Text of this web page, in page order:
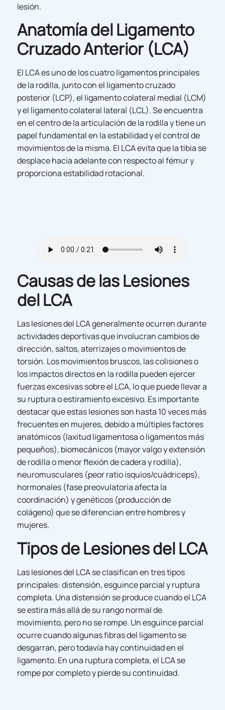
lesión.
Anatomía del Ligamento
Cruzado Anterior (LCA)
El LCA es uno de los cuatro ligamentos principales
de la rodilla, junto con el ligamento cruzado
posterior (LCP), el ligamento colateral medial (LCM)
y el ligamento colateral lateral (LCL). Se encuentra
en el centro de la articulación de la rodilla y tiene un
papel fundamental en la estabilidad y el control de
movimientos de la misma. El LCA evita que la tibia se
desplace hacia adelante con respecto al fémur y
proporciona estabilidad rotacional.
Causas de las Lesiones
del LCA
Las lesiones del LCA generalmente ocurren durante
actividades deportivas que involucran cambios de
dirección, saltos, aterrizajes o movimientos de
torsión. Los movimientos bruscos, las colisiones o
los impactos directos en la rodilla pueden ejercer
fuerzas excesivas sobre el LCA, lo que puede llevar a
su ruptura o estiramiento excesivo. Es importante
destacar que estas lesiones son hasta 10 veces más
frecuentes en mujeres, debido a múltiples factores
anatómicos (laxitud ligamentosa o ligamentos más
pequeños), biomecánicos (mayor valgo y extensión
de rodilla o menor flexión de cadera y rodilla),
neuromusculares (peor ratio isquios/cuádriceps),
hormonales (fase preovulatoria afecta la
coordinación) y genéticos (producción de
colágeno) que se diferencian entre hombres y
mujeres.
Tipos de Lesiones del LCA
Las lesiones del LCA se clasifican en tres tipos
principales: distensión, esguince parcial y ruptura
completa. Una distensión se produce cuando el LCA
se estira más allá de su rango normal de
movimiento, pero no se rompe. Un esguince parcial
ocurre cuando algunas fibras del ligamento se
desgarran, pero todavía hay continuidad en el
ligamento. En una ruptura completa, el LCA se
rompe por completo y pierde su continuidad.